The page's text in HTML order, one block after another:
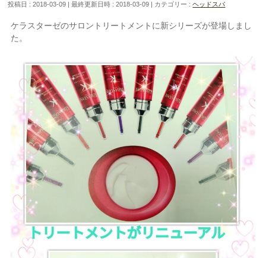
投稿日 : 2018-03-09 最終更新日時 : 2018-03-09 カテゴリー :ヘッドスパ
ケラスターゼのサロントリートメントに新シリーズが登場しまし
た。